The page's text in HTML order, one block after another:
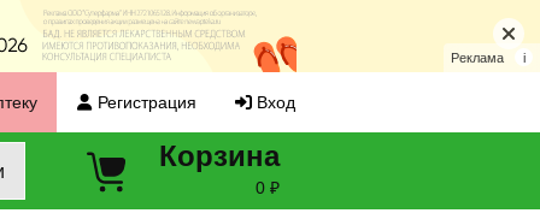
Реклама i
Регистрация Вход
Корзина
0 ₽